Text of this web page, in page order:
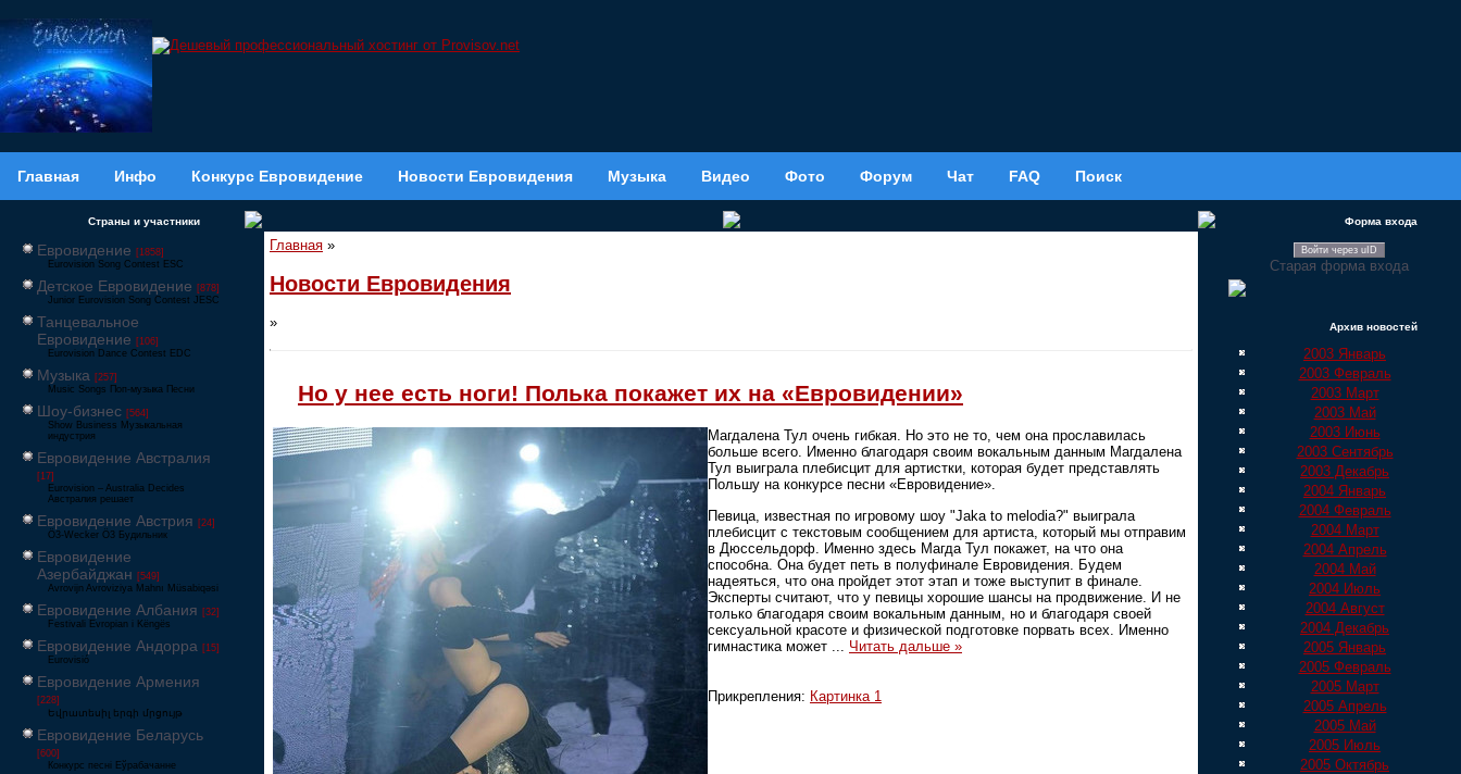
Главная Инфо Конкурс Евровидение Новости Евровидения Музыка Видео Фото Форум Чат FAQ Поиск
Страны и участники
Евровидение [1858]
Eurovision Song Contest ESC
Детское Евровидение [878]
Junior Eurovision Song Contest JESC
Танцевальное
Евровидение [106]
Eurovision Dance Contest EDC
Музыка [257]
Music Songs Поп-музыка Песни
Шоу-бизнес [564]
Show Business Музыкальная
индустрия
Евровидение Австралия
[17]
Eurovision – Australia Decides
Австралия решает
Евровидение Австрия [24]
Ö3-Wecker Ö3 Будильник
Евровидение
Азербайджан [549]
Avrovijn Avroviziya Mahnı Müsabiqəsi
Евровидение Албания [32]
Festivali Evropian i Këngës
Евровидение Андорра [15]
Eurovisió
Евровидение Армения
[228]
Եվրատեսիլ երգի մրցույթ
Евровидение Беларусь
[600]
Конкурс песні Еўрабачанне
Главная »
Новости Евровидения
»
Но у нее есть ноги! Полька покажет их на «Евровидении»
Магдалена Тул очень гибкая. Но это не то, чем она прославилась
больше всего. Именно благодаря своим вокальным данным Магдалена
Тул выиграла плебисцит для артистки, которая будет представлять
Польшу на конкурсе песни «Евровидение».
Певица, известная по игровому шоу "Jaka to melodia?" выиграла
плебисцит с текстовым сообщением для артиста, который мы отправим
в Дюссельдорф. Именно здесь Магда Тул покажет, на что она
способна. Она будет петь в полуфинале Евровидения. Будем
надеяться, что она пройдет этот этап и тоже выступит в финале.
Эксперты считают, что у певицы хорошие шансы на продвижение. И не
только благодаря своим вокальным данным, но и благодаря своей
сексуальной красоте и физической подготовке порвать всех. Именно
гимнастика может
Читать дальше »
Прикрепления: Картинка 1
Форма входа
Войти через uID
Старая форма входа
Архив новостей
2003 Январь
2003 Февраль
2003 Март
2003 Май
2003 Июнь
2003 Сентябрь
2003 Декабрь
2004 Январь
2004 Февраль
2004 Март
2004 Апрель
2004 Май
2004 Июль
2004 Август
2004 Декабрь
2005 Январь
2005 Февраль
2005 Март
2005 Апрель
2005 Май
2005 Июль
2005 Октябрь